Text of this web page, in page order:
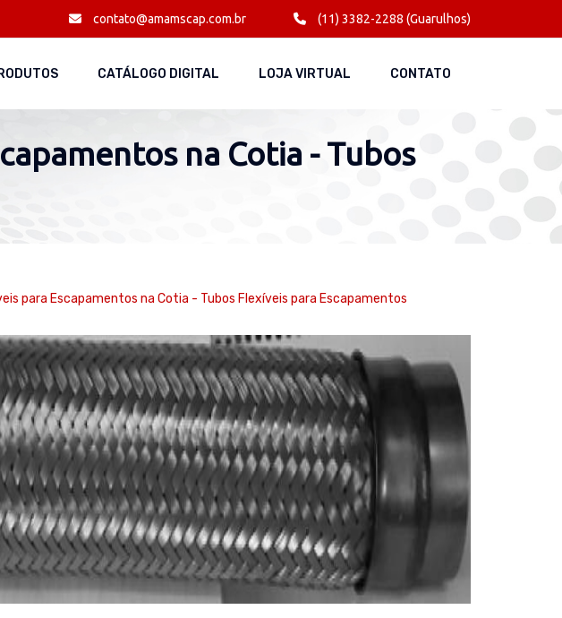
contato@amamscap.com.br (11) 3382-2288 (Guarulhos)
CATÁLOGO DIGITAL LOJA VIRTUAL CONTATO
na Cotia - Tubos
para Escapamentos na Cotia - Tubos Flexíveis para Escapamentos